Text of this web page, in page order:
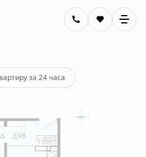
Цена по запросу
за 24 часа